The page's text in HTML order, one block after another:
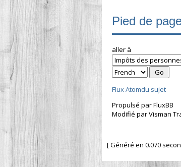
Pied de
aller à
Flux Atomdu sujet
Propulsé par FluxBB
Modifié par Visman
[ Généré en 0.070